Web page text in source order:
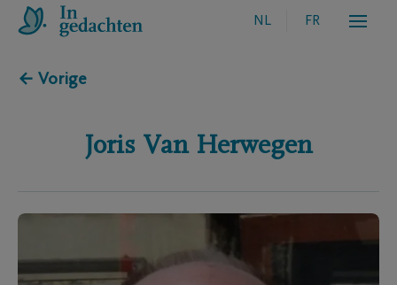
NL FR
← Vorige
Joris Van Herwegen